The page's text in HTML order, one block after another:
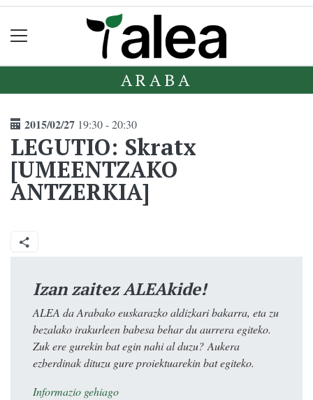
ARABA
2015/02/27 19:30 - 20:30
LEGUTIO: Skratx
[UMEENTZAKO
ANTZERKIA]
Izan zaitez ALEAkide!
ALEA da Arabako euskarazko aldizkari bakarra, eta zu
bezalako irakurleen babesa behar du aurrera egiteko.
Zuk ere gurekin bat egin nahi al duzu? Aukera
ezberdinak dituzu gure proiektuarekin bat egiteko.
Informazio gehiago